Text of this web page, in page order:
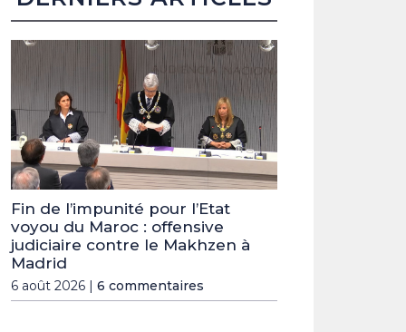
Fin de l’impunité pour l’Etat
voyou du Maroc : offensive
judiciaire contre le Makhzen à
Madrid
6 août 2026 | 6 commentaires